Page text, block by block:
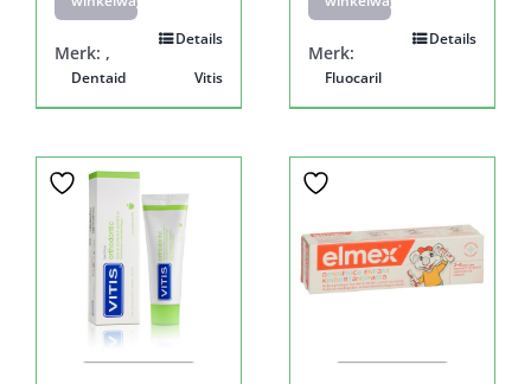
Details
Merk:
Dentaid
,
Vitis
Details
Merk:
Fluocaril